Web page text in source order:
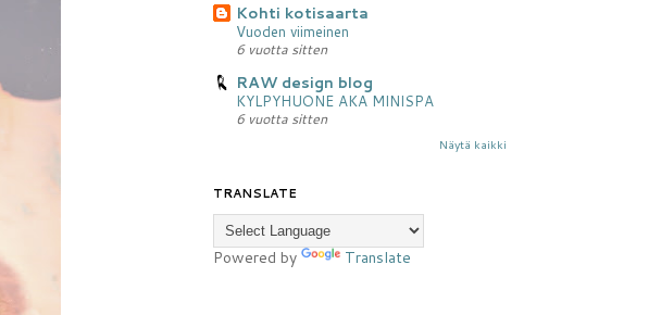
Kohti kotisaarta
Vuoden viimeinen
6 vuotta sitten
RAW design blog
KYLPYHUONE AKA MINISPA
6 vuotta sitten
Näytä kaikki
TRANSLATE
Powered by Translate